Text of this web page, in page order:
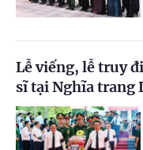
Lễ viếng, lễ truy
sĩ tại Nghĩa trang